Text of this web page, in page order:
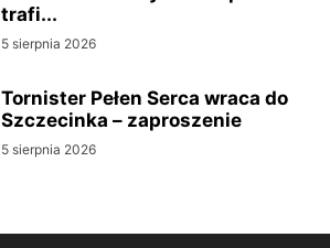
trafi...
5 sierpnia 2026
Tornister Pełen Serca wraca do
Szczecinka – zaproszenie
5 sierpnia 2026